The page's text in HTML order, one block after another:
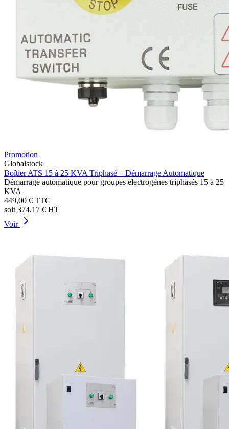
Promotion
Globalstock
Boîtier ATS 15 à 25 KVA Triphasé – Démarrage Automatique
Démarrage automatique pour groupes électrogènes triphasés 15 à 25
KVA
449,00 € TTC
soit 374,17 € HT
Voir